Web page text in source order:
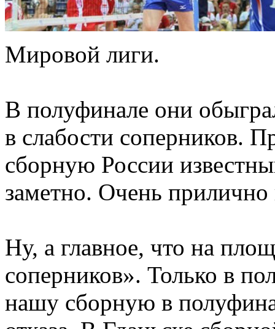
Мировой лиги.
В полуфинале они
в слабости соперников.
сборную России
заметно. Очень
Ну, а главное, что на
соперников». Только в
нашу сборную в